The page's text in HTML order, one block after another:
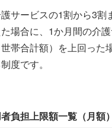
サービスの1割から3
場合に、1か月間の介
帯合計額）を上回っ
度です。
負担上限額一覧（月額）